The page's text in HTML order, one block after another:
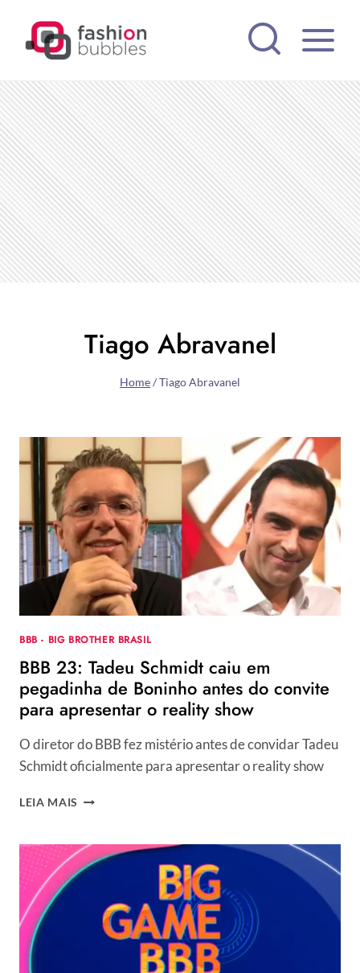
Tiago Abravanel
Home/Tiago Abravanel
BBB - BIG BROTHER BRASIL
BBB 23: Tadeu Schmidt caiu em
pegadinha de Boninho antes do convite
para apresentar o reality show
O diretor do BBB fez mistério antes de convidar Tadeu
Schmidt oficialmente para apresentar o reality show
LEIA MAIS BBB
SCHMIDT
CAIU
PEGADINHA
BONINHO